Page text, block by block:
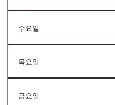
수요일
목요일
금요일